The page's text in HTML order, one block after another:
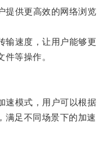
供更高效的网络浏览
速度，让用户能够更
等操作。
模式，用户可以根据
满足不同场景下的加速